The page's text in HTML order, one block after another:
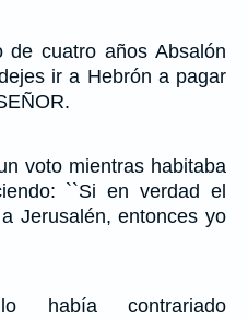
cuatro años Absalón
ir a Hebrón a pagar
voto mientras habitaba
``Si en verdad el
Jerusalén, entonces yo
había contrariado